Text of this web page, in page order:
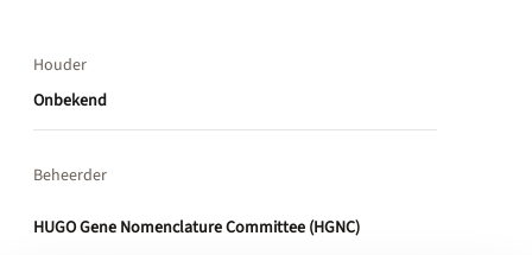
Houder
Onbekend
Beheerder
HUGO Gene Nomenclature Committee (HGNC)